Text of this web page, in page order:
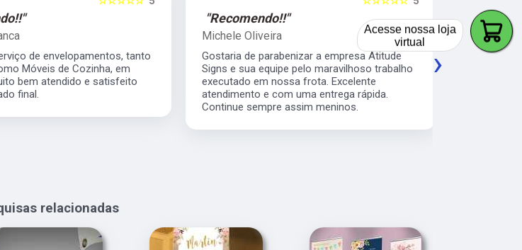
de envelopamentos, tanto
Móveis de Cozinha, em
bem atendido e satisfeito
final.
"Recomendo!!"
Michele Oliveira
Gostaria de parabenizar a empresa Atitude
Signs e sua equipe pelo maravilhoso trabalho
executado em nossa frota. Excelente
atendimento e com uma entrega rápida.
Continue sempre assim meninos.
Keith
Excelente
›
relacionadas
Acesse nossa loja
virtual